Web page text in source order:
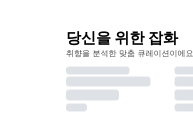
당신을 위한 잡화
취향을 분석한 맞춤 큐레이션이에요